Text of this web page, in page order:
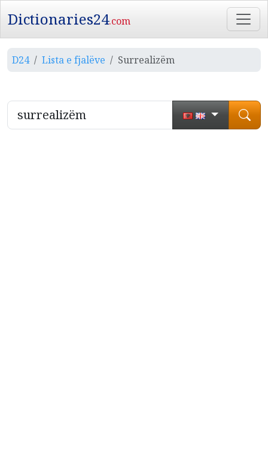
Dictionaries24.com
D24 Lista e fjalëve Surrealizëm